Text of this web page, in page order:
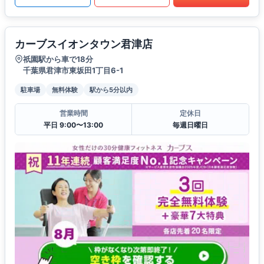
カーブスイオンタウン君津店
祇園駅から車で18分
千葉県君津市東坂田1丁目6-1
駐車場 無料体験 駅から5分以内
営業時間
平日 9:00〜13:00
定休日
毎週日曜日